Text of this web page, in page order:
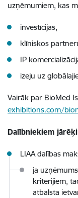
uzņēmumiem, kas
investīcijas,
klīniskos
IP
izeju uz
Vairāk par BioMed
exhibitions.com/
Dalībniekiem
LIAA dalības
ja
kritērijiem,
atbalsta